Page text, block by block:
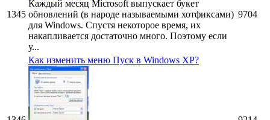
1345
Каждый месяц Microsoft выпускает букет
обновлений (в народе называемыми хотфиксами)
для Windows. Спустя некоторое время, их
накапливается достаточно много. Поэтому если
у...
9704
Как изменить меню Пуск в Windows XP?